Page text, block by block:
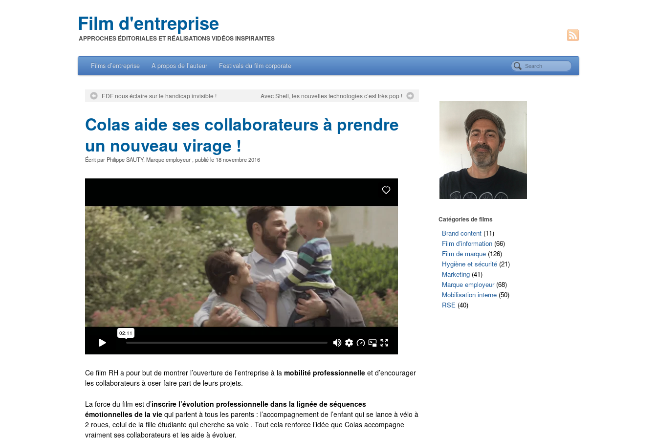
Film d'entreprise
APPROCHES ÉDITORIALES ET RÉALISATIONS VIDÉOS INSPIRANTES
Films d’entreprise A propos de l’auteur Festivals du film corporate
EDF nous éclaire sur le handicap invisible ! Avec Shell, les nouvelles technologies c’est très pop !
Colas aide ses collaborateurs à prendre
un nouveau virage !
Écrit par Philippe SAUTY, Marque employeur , publié le 18 novembre 2016
Ce film RH a pour but de montrer l’ouverture de l’entreprise à la mobilité professionnelle et d’encourager
les collaborateurs à oser faire part de leurs projets.
La force du film est d’inscrire l’évolution professionnelle dans la lignée de séquences
émotionnelles de la vie qui parlent à tous les parents : l’accompagnement de l’enfant qui se lance à vélo à
2 roues, celui de la fille étudiante qui cherche sa voie . Tout cela renforce l’idée que Colas accompagne
vraiment ses collaborateurs et les aide à évoluer.
Catégories de films
Brand content (11)
Film d'information (66)
Film de marque (126)
Hygiène et sécurité (21)
Marketing (41)
Marque employeur(68)
Mobilisation interne (50)
RSE (40)